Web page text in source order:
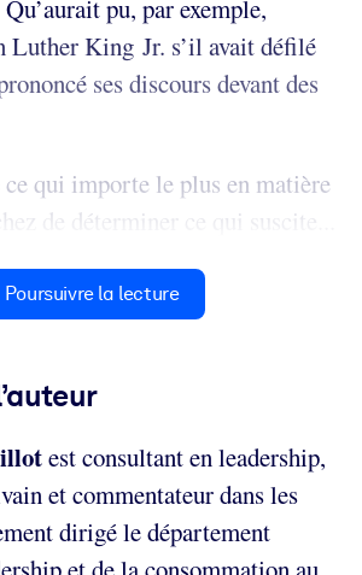
pu, par exemple,
King Jr. s’il avait défilé
ses discours devant des
qui importe le plus en matière
de déterminer ce qui suscite...
Poursuivre la lecture
est consultant en leadership,
et commentateur dans les
dirigé le département